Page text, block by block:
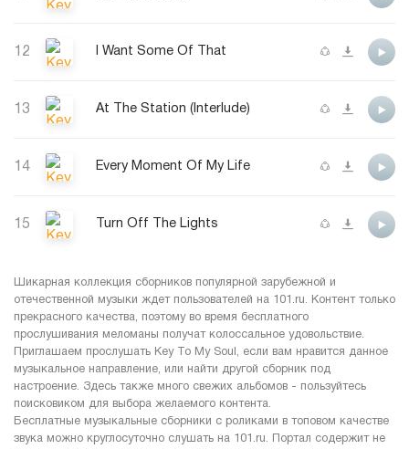
12 I Want Some Of That
13 At The Station (Interlude)
14 Every Moment Of My Life
15 Turn Off The Lights
Шикарная коллекция сборников популярной зарубежной и
отечественной музыки ждет пользователей на 101.ru. Контент только
прекрасного качества, поэтому во время бесплатного
прослушивания меломаны получат колоссальное удовольствие.
Приглашаем прослушать Key To My Soul, если вам нравится данное
музыкальное направление, или найти другой сборник под
настроение. Здесь также много свежих альбомов - пользуйтесь
поисковиком для выбора желаемого контента.
Бесплатные музыкальные сборники с роликами в топовом качестве
звука можно круглосуточно слушать на 101.ru. Портал содержит не